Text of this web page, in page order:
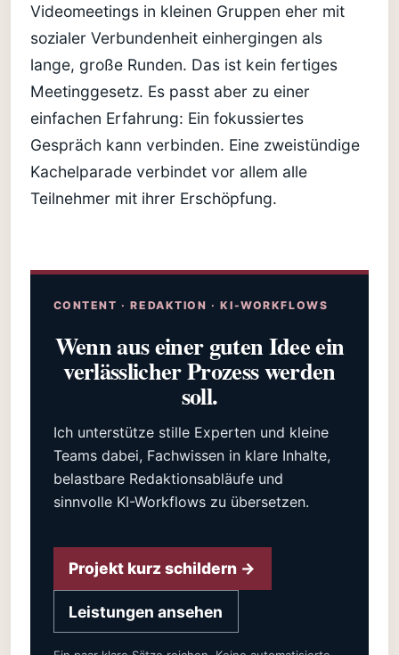
Videomeetings in kleinen Gruppen eher mit
sozialer Verbundenheit einhergingen als
lange, große Runden. Das ist kein fertiges
Meetinggesetz. Es passt aber zu einer
einfachen Erfahrung: Ein fokussiertes
Gespräch kann verbinden. Eine zweistündige
Kachelparade verbindet vor allem alle
Teilnehmer mit ihrer Erschöpfung.
CONTENT · REDAKTION · KI-WORKFLOWS
Wenn aus einer guten Idee ein
verlässlicher Prozess werden
soll.
Ich unterstütze stille Experten und kleine
Teams dabei, Fachwissen in klare Inhalte,
belastbare Redaktionsabläufe und
sinnvolle KI-Workflows zu übersetzen.
Projekt kurz schildern →
Leistungen ansehen